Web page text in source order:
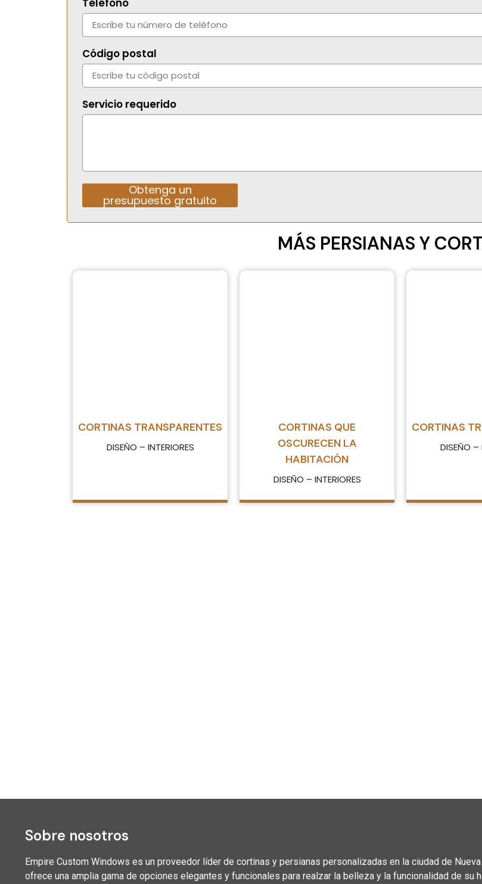
Código postal
Servicio requerido
Obtenga un
presupuesto gratuito
MÁS PERSIANAS Y
CORTINAS TRANSPARENTES
DISEÑO – INTERIORES
CORTINAS QUE
OSCURECEN LA
HABITACIÓN
DISEÑO – INTERIORES
CORTINAS
DISEÑO –
Sobre nosotros
Empire Custom Windows es un proveedor líder de cortinas y persianas personalizadas en la ciudad de Nueva
ofrece una amplia gama de opciones elegantes y funcionales para realzar la belleza y la funcionalidad de su